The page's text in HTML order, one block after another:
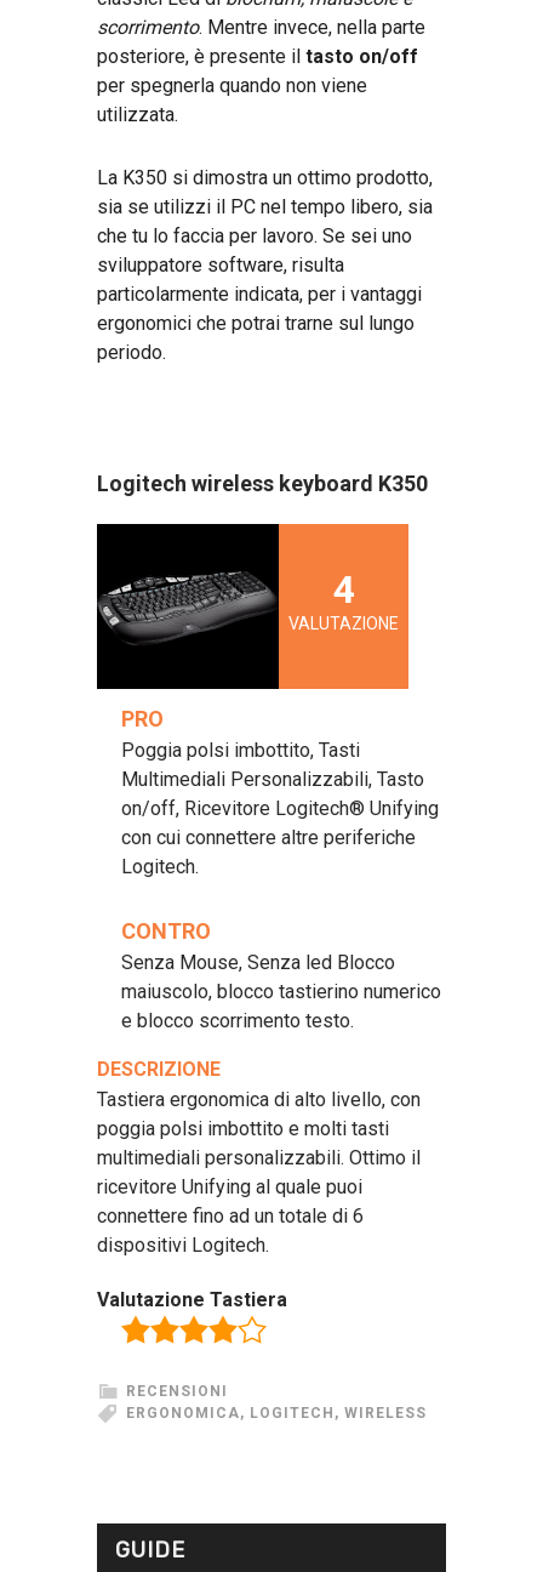
scorrimento. Mentre invece, nella parte
posteriore, è presente il tasto on/off
per spegnerla quando non viene
utilizzata.
La K350 si dimostra un ottimo prodotto,
sia se utilizzi il PC nel tempo libero, sia
che tu lo faccia per lavoro. Se sei uno
sviluppatore software, risulta
particolarmente indicata, per i vantaggi
ergonomici che potrai trarne sul lungo
periodo.
Logitech wireless keyboard K350
4
VALUTAZIONE
PRO
Poggia polsi imbottito, Tasti
Multimediali Personalizzabili, Tasto
on/off, Ricevitore Logitech® Unifying
con cui connettere altre periferiche
Logitech.
CONTRO
Senza Mouse, Senza led Blocco
maiuscolo, blocco tastierino numerico
e blocco scorrimento testo.
DESCRIZIONE
Tastiera ergonomica di alto livello, con
poggia polsi imbottito e molti tasti
multimediali personalizzabili. Ottimo il
ricevitore Unifying al quale puoi
connettere fino ad un totale di 6
dispositivi Logitech.
Valutazione Tastiera
RECENSIONI
ERGONOMICA, LOGITECH , WIRELESS
GUIDE